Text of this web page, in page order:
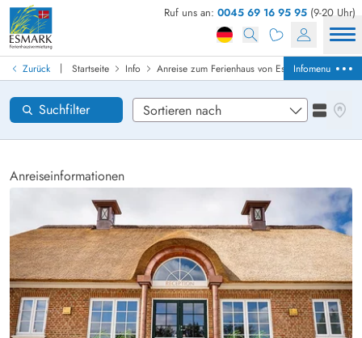
Ruf uns an: 0045 69 16 95 95 (9-20 Uhr)
Zurück | Startseite Info Anreise zum Ferienhaus von EsmarkInfomenu
Anreiseinformationen
Suchfilter
Ferienhaus in Dänemark finden
Anreise
Gebiete